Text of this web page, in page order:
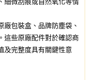
廠包裝盒、品牌防塵袋、
這些原廠配件對於確認商
及完整度具有關鍵性意